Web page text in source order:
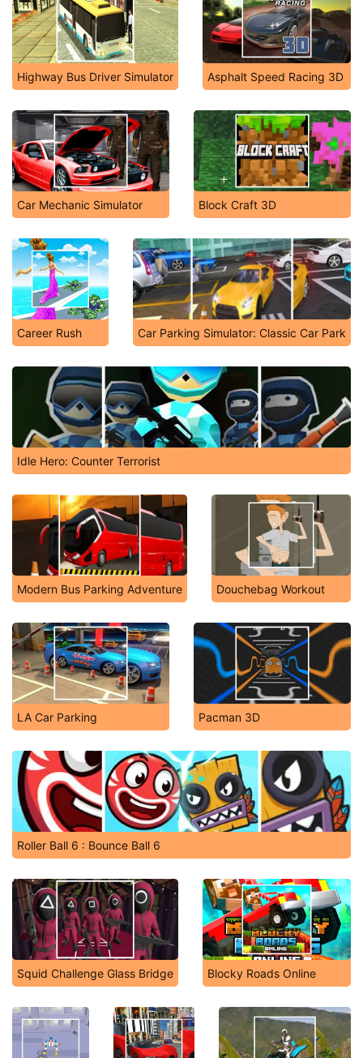
Highway Bus Driver Simulator Asphalt Speed Racing 3D
Car Mechanic Simulator Block Craft 3D
Career Rush Car Parking Simulator: Classic Car Park
Idle Hero: Counter Terrorist
Modern Bus Parking Adventure Douchebag Workout
LA Car Parking Pacman 3D
Roller Ball 6 : Bounce Ball 6
Squid Challenge Glass Bridge Blocky Roads Online